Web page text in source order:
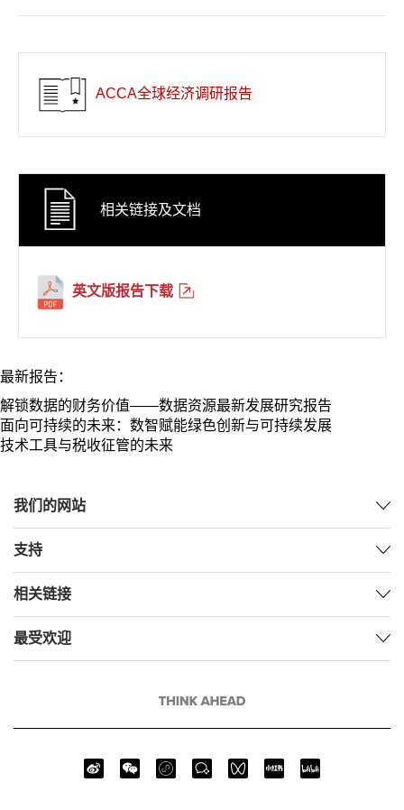
ACCA全球经济调研报告
相关链接及文档
英文版报告下载
最新报告：
解锁数据的财务价值——数据资源最新发展研究报告
面向可持续的未来：数智赋能绿色创新与可持续发展
技术工具与税收征管的未来
我们的网站
支持
相关链接
最受欢迎